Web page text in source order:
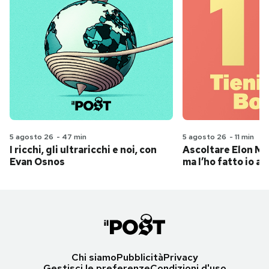
5 agosto 26 - 47 min
I ricchi, gli ultraricchi e noi, con
Evan Osnos
5 agosto 26 - 11 min
Ascoltare Elon
ma l’ho fatto io
Chi siamoPubblicitàPrivacy